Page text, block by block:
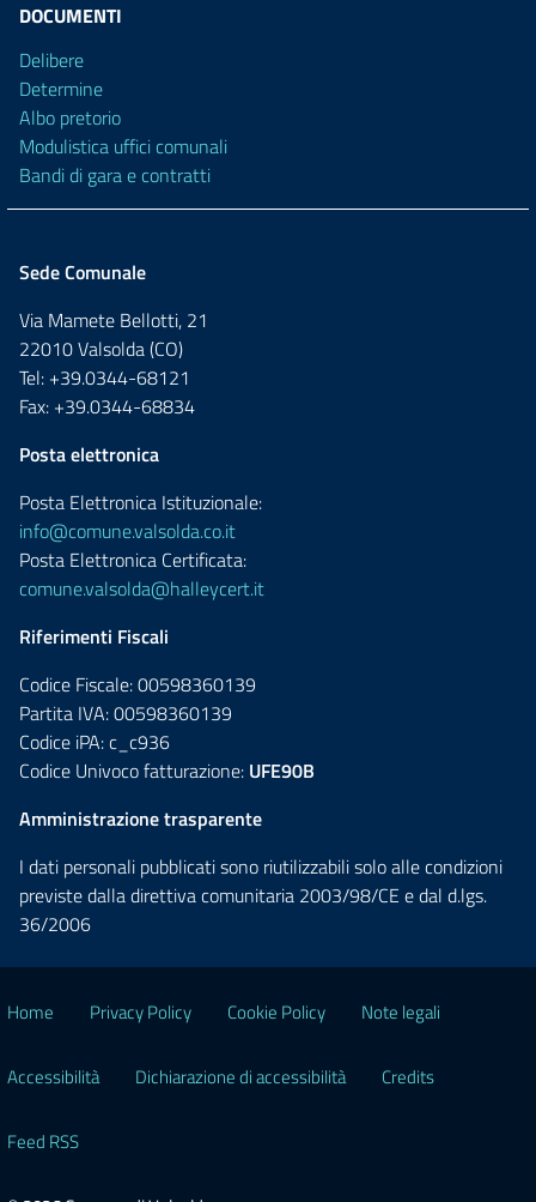
DOCUMENTI
Delibere
Determine
Albo pretorio
Modulistica uffici comunali
Bandi di gara e contratti
Sede Comunale
Via Mamete Bellotti, 21
22010 Valsolda (CO)
Tel: +39.0344-68121
Fax: +39.0344-68834
Posta elettronica
Posta Elettronica Istituzionale:
info@comune.valsolda.co.it
Posta Elettronica Certificata:
comune.valsolda@halleycert.it
Riferimenti Fiscali
Codice Fiscale: 00598360139
Partita IVA: 00598360139
Codice iPA: c_c936
Codice Univoco fatturazione: UFE90B
Amministrazione trasparente
I dati personali pubblicati sono riutilizzabili solo alle condizioni
previste dalla direttiva comunitaria 2003/98/CE e dal d.lgs.
36/2006
Home Privacy Policy Cookie Policy Note legali
Accessibilità Dichiarazione di accessibilità Credits
Feed RSS